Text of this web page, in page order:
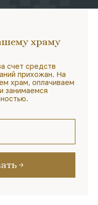
храму
счет средств
прихожан. На
храм, оплачиваем
занимаемся